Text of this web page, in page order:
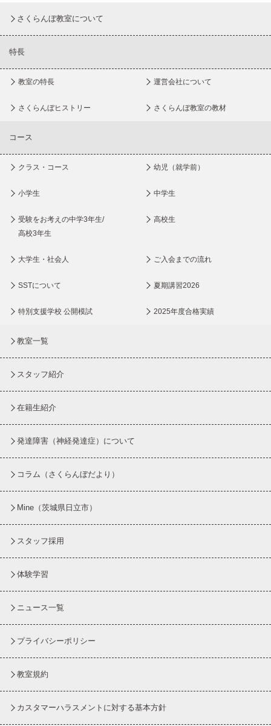
さくらんぼ教室について
特長
教室の特長 運営会社について
さくらんぼヒストリー さくらんぼ教室の教材
コース
クラス・コース 幼児（就学前）
小学生 中学生
受験をお考えの中学3年生/
高校3年生
高校生
大学生・社会人 ご入会までの流れ
SSTについて 夏期講習2026
特別支援学校 公開模試 2025年度合格実績
教室一覧
スタッフ紹介
在籍生紹介
発達障害（神経発達症）について
コラム （さくらんぼだより）
Mine（茨城県日立市）
スタッフ採用
体験学習
ニュース一覧
プライバシーポリシー
教室規約
カスタマーハラスメントに対する基本方針